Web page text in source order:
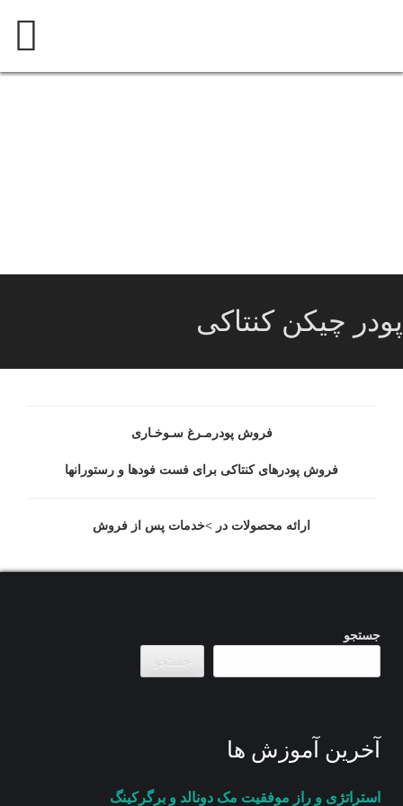
به
پودر چیکن کنتاکی
فروش پودرمـرغ سـوخـاری
فروش پودرهای کنتاکی برای فست فودها و رستورانها
ارائه محصولات در >خدمات پس از فروش
جستجو
جستجو
آخرین آموزش ها
استراتژی و راز موفقیت مک دونالد و برگرکینگ